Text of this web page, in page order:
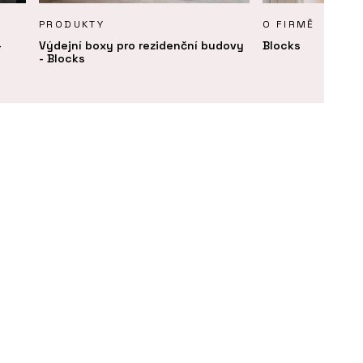
PRODUKTY
Výdejní boxy pro rezidenční budovy
- Blocks
O FIRMĚ
Blocks